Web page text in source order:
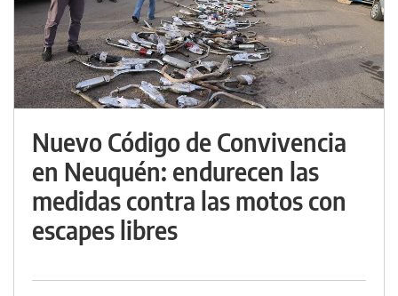
Nuevo Código de Convivencia
en Neuquén: endurecen las
medidas contra las motos con
escapes libres